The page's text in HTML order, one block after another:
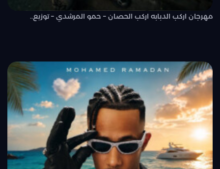
مهرجان اركب الدبابه اركب الحصان – حمو المرشدي – توزيع..